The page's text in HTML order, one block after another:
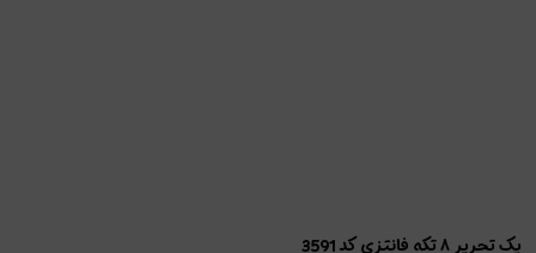
پک تحریر ۸ تکه فانتزی کد 3591